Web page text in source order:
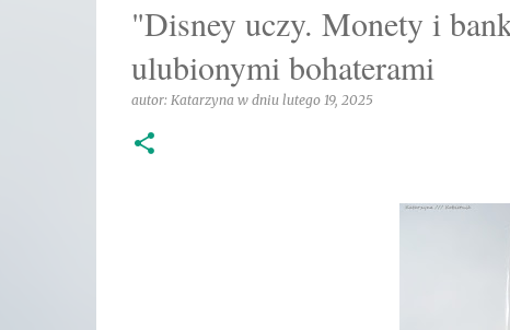
"Disney uczy. Monety i
ulubionymi bohaterami
autor: Katarzyna w dniu lutego 19, 2025